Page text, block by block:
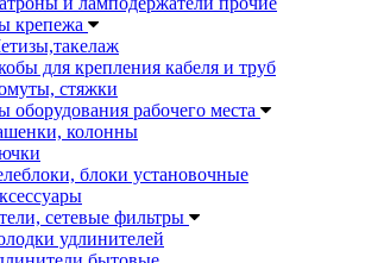
крепежа
для крепления кабеля и труб
стяжки
оборудования рабочего места
колонны
блоки установочные
сетевые фильтры
удлинителей